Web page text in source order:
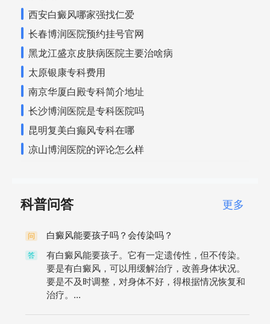
西安白癜风哪家强找仁爱
长春博润医院预约挂号官网
黑龙江盛京皮肤病医院主要治啥病
太原银康专科费用
南京华厦白殿专科简介地址
长沙博润医院是专科医院吗
昆明复美白癫风专科在哪
凉山博润医院的评论怎么样
科普问答 更多
问 白癜风能要孩子吗？会传染吗？
答
有白癜风能要孩子。它有一定遗传性，但不传染。
要是有白癜风，可以用缓解治疗，改善身体状况。
要是不及时调整，对身体不好，得根据情况恢复和
治疗。...